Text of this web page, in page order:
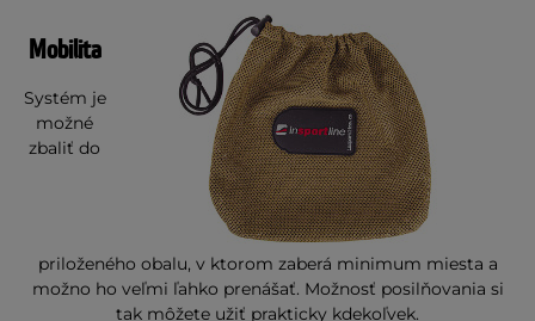
Mobilita
Systém je
možné
zbaliť do
priloženého obalu, v ktorom zaberá minimum miesta a
možno ho veľmi ľahko prenášať. Možnosť posilňovania si
tak môžete užiť prakticky kdekoľvek.